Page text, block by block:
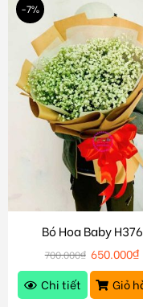
-7%
Bó Hoa Baby H376
700.000₫ 650.000₫
Chi tiết
Giỏ